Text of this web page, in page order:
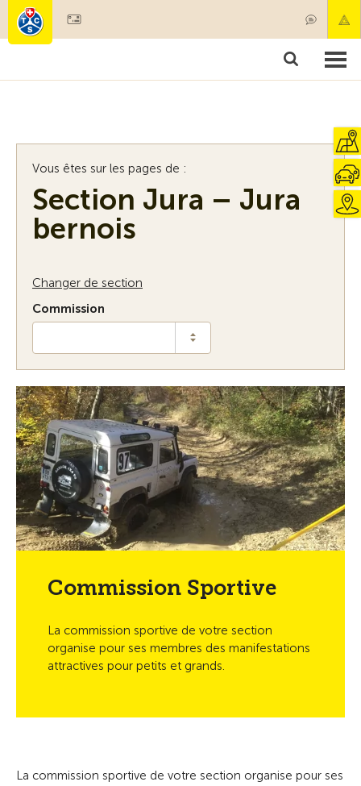
Membres & prestations
Vous êtes sur les pages de :
Section Jura – Jura
bernois
Changer de section
Commission
Commission Sportive
La commission sportive de votre section
organise pour ses membres des manifestations
attractives pour petits et grands.
La commission sportive de votre section organise pour ses